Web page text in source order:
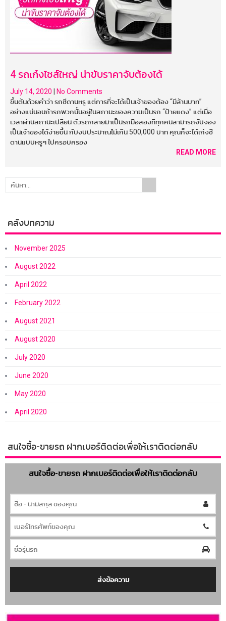
4 รถเก๋งไซส์ใหญ่ น่าขับราคาจับต้องได้
July 14, 2020
No Comments
ขึ้นต้นด้วยคำว่า รถซีดานหรู แต่การที่จะได้เป็นเจ้าของต้อง “มีล้านบาท”
อย่างแน่นอนถ้ารถพวกนั้นอยู่ในสถานะของความเป็นรถ “ป้ายแดง” แต่เมื่อ
เวลาผ่านสถานะเปลี่ยน ตัวรถกลายมาเป็นรถมือสองที่ทุกคนสามารถจับจอง
เป็นเจ้าของได้ง่ายขึ้น กับงบประมาณไม่เกิน 500,000 บาท คุณก็จะได้เก๋งซี
ดานแบบหรูๆ ไปครอบครอง
READ MORE
คลังบทความ
November 2025
August 2022
April 2022
February 2022
August 2021
August 2020
July 2020
June 2020
May 2020
April 2020
สนใจซื้อ-ขายรถ ฝากเบอร์ติดต่อเพื่อให้เราติดต่อกลับ
สนใจซื้อ-ขายรถ ฝากเบอร์ติดต่อเพื่อให้เราติดต่อกลับ
ส่งข้อความ